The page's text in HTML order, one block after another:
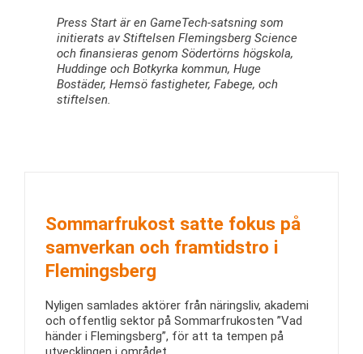
Press Start är en GameTech-satsning som
initierats av Stiftelsen Flemingsberg Science
och finansieras genom Södertörns högskola,
Huddinge och Botkyrka kommun, Huge
Bostäder, Hemsö fastigheter, Fabege, och
stiftelsen.
Sommarfrukost satte fokus på
samverkan och framtidstro i
Flemingsberg
Nyligen samlades aktörer från näringsliv, akademi
och offentlig sektor på Sommarfrukosten ”Vad
händer i Flemingsberg”, för att ta tempen på